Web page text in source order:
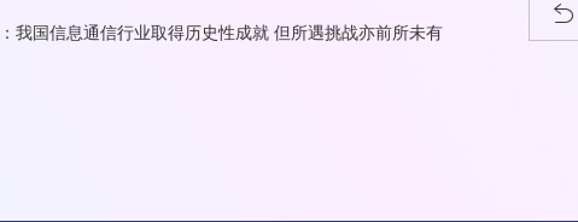
我国信息通信行业取得历史性成就 但所遇挑战亦前所未有